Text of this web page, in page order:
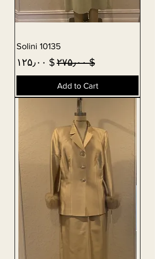
Solini 10135
Regular Price
$ ۲۷۵٫۰۰ Sale Price
$ ۱۲۵٫۰۰
Add to Cart